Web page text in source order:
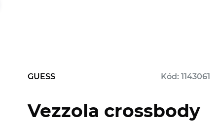
GUESS Kód: 1143061
Vezzola crossbody